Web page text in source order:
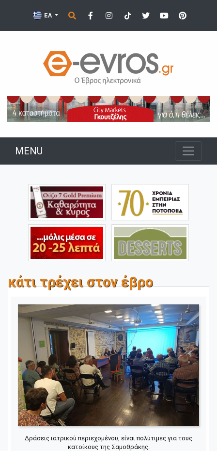
ΕΛ
MENU
κάτι τρέχει στον έβρο
Δράσεις ιατρικού περιεχομένου, είναι πολύτιμες για τους
κατοίκους της Σαμοθράκης.